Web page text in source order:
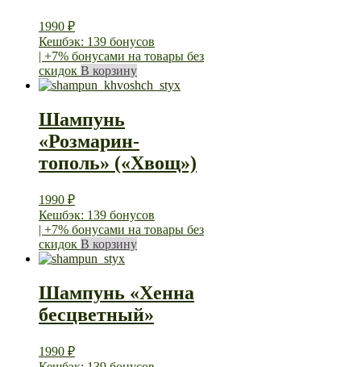
1990 ₽
Кешбэк: 139 бонусов
| +7% бонусами на товары без
скидок В корзину
Шампунь
«Розмарин-
тополь» («Хвощ»)
1990 ₽
Кешбэк: 139 бонусов
| +7% бонусами на товары без
скидок В корзину
Шампунь «Хенна
бесцветный»
1990 ₽